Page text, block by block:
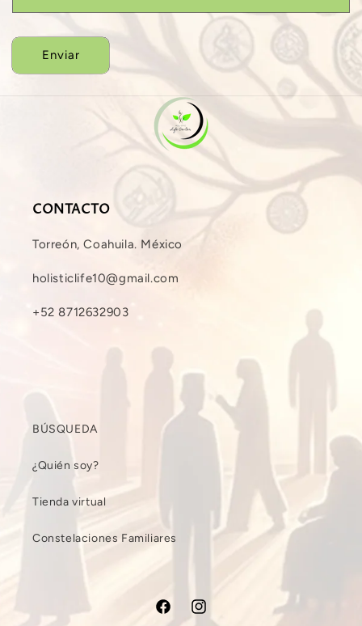
Enviar
CONTACTO
Torreón, Coahuila. México
holisticlife10@gmail.com
+52 8712632903
BÚSQUEDA
¿Quién soy?
Tienda virtual
Constelaciones Familiares
FacebookInstagram